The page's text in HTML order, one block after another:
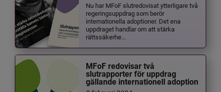
Nu har MFoF slutredovisat ytterligare två
regeringsuppdrag som berör
internationella adoptioner. Det ena
uppdraget handlar om att stärka
rättssäkerhe...
MFoF redovisar två
slutrapporter för uppdrag
gällande internationell adoption